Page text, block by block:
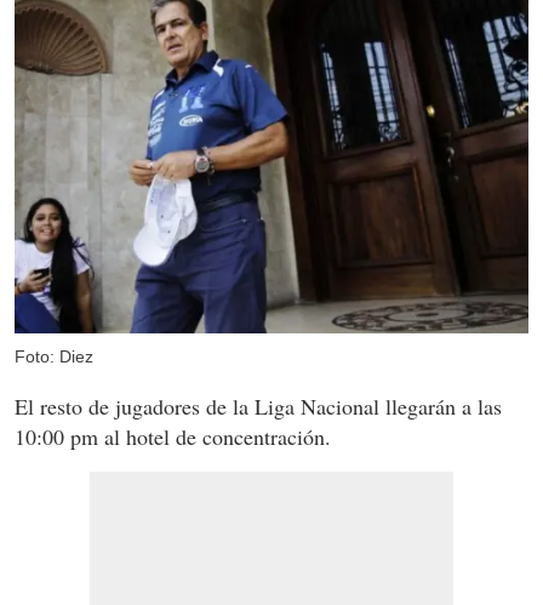
Foto: Diez
El resto de jugadores de la Liga Nacional llegarán a las
10:00 pm al hotel de concentración.